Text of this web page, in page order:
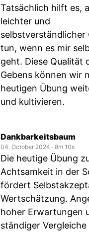
Tatsächlich hilft es,
leichter und
selbstverständlicher
tun, wenn es mir
geht. Diese Qualität
Gebens können wir
heutigen Übung
und kultivieren.
Dankbarkeitsbaum
04. October 2024 ‧ 8m 10s
Die heutige Übung
Achtsamkeit in der
fördert
Wertschätzung.
hoher Erwartungen
ständiger